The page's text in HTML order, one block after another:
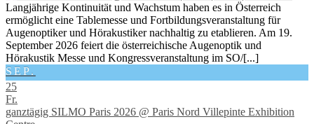
Langjährige Kontinuität und Wachstum haben es in Österreich
ermöglicht eine Tablemesse und Fortbildungsveranstaltung für
Augenoptiker und Hörakustiker nachhaltig zu etablieren. Am 19.
September 2026 feiert die österreichische Augenoptik und
Hörakustik Messe und Kongressveranstaltung im SO/[...]
SEP.
25
Fr.
ganztägig SILMO Paris 2026 @ Paris Nord Villepinte Exhibition